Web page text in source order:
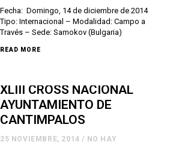
Fecha: Domingo, 14 de diciembre de 2014
Tipo: Internacional – Modalidad: Campo a
Través – Sede: Samokov (Bulgaria)
READ MORE
XLIII CROSS NACIONAL
AYUNTAMIENTO DE
CANTIMPALOS
25 NOVIEMBRE, 2014 / NO HAY